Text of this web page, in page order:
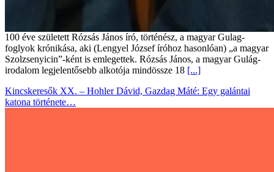
100 éve született Rózsás János író, történész, a magyar Gulag-
foglyok krónikása, aki (Lengyel József íróhoz hasonlóan) „a magyar
Szolzsenyicin”-ként is emlegettek. Rózsás János, a magyar Gulág-
irodalom legjelentősebb alkotója mindössze 18 [...]
Kincskeresők XX. – Hohler Dávid, Gazdag Máté: Egy galántai
katona története…